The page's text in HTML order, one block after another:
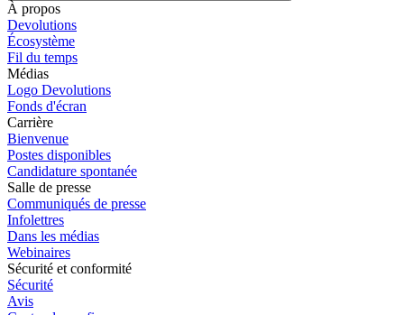
À propos
Devolutions
Écosystème
Fil du temps
Médias
Logo Devolutions
Fonds d'écran
Carrière
Bienvenue
Postes disponibles
Candidature spontanée
Salle de presse
Communiqués de presse
Infolettres
Dans les médias
Webinaires
Sécurité et conformité
Sécurité
Avis